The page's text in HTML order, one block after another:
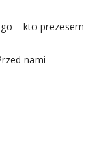
– kto prezesem
nami